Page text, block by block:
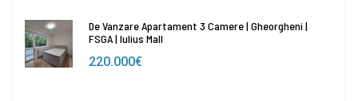
De Vanzare Apartament 3 Camere | Gheorgheni |
FSGA | Iulius Mall
220.000€